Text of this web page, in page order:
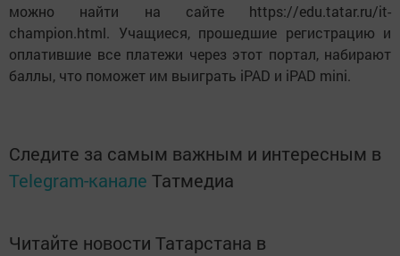
можно найти на сайте https://edu.tatar.ru/it-
champion.html. Учащиеся, прошедшие регистрацию и
оплатившие все платежи через этот портал, набирают
баллы, что поможет им выиграть iPAD и iPAD mini.
Следите за самым важным и интересным в
Telegram-канале Татмедиа
Читайте новости Татарстана в